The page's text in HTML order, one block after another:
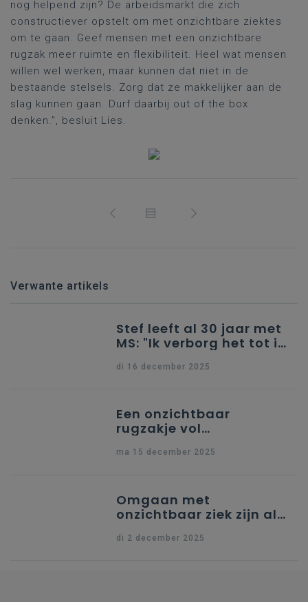
nog helpend zijn? De arbeidsmarkt die zich
constructiever opstelt om met onzichtbare ziektes
om te gaan. Geef mensen met een onzichtbare
rugzak meer ruimte en flexibiliteit. Heel wat mensen
willen wel werken, maar kunnen dat niet in de
bestaande stelsels. Zorg dat ze makkelijker aan de
slag kunnen gaan. Durf daarbij out of the box
denken.”, besluit Lies.
Verwante artikels
Stef leeft al 30 jaar met
MS: "Ik verborg het tot ik
meer verder kon" (Klein
di 16 december 2025
Een onzichtbaar
rugzakje vol
"Elias is gewoon Elias,
Stad)
ma 15 december 2025
Omgaan met
onzichtbaar ziek zijn als
Lisa voelt zich niet
di 2 december 2025